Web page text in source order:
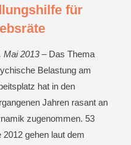
für
Mai 2013 –Das Thema
Belastung am
hat in den
Jahren rasant an
zugenommen. 53
gehen laut dem